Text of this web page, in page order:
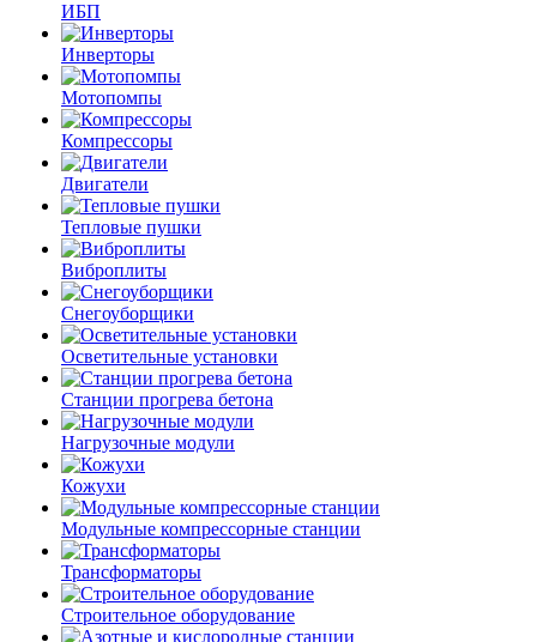
ИБП
Инверторы
Мотопомпы
Компрессоры
Двигатели
Тепловые пушки
Виброплиты
Снегоуборщики
Осветительные установки
Станции прогрева бетона
Нагрузочные модули
Кожухи
Модульные компрессорные станции
Трансформаторы
Строительное оборудование